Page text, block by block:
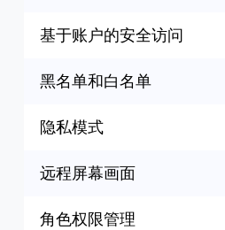
基于账户的安全访问
黑名单和白名单
隐私模式
远程屏幕画面
角色权限管理